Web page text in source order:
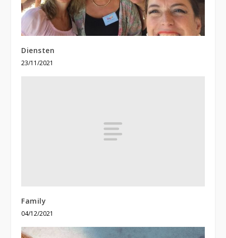
Diensten
23/11/2021
Family
04/12/2021